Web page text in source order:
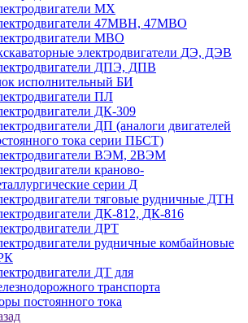
MX
47MBH, 47МВО
MBO
электродвигатели ДЭ, ДЭВ
ДПЭ, ДПВ
исполнительный БИ
ПЛ
ДК-309
ДП (аналоги двигателей
тока серии ПБСТ)
ВЭМ, 2ВЭМ
краново-
серии Д
тяговые рудничные ДТН
ДК-812, ДК-816
ДРТ
рудничные комбайновые
ДТ для
транспорта
постоянного тока